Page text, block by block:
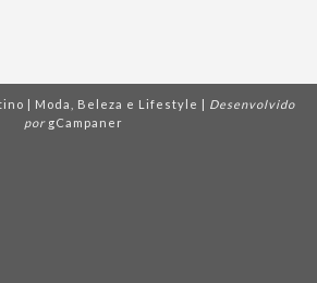
| Moda, Beleza e Lifestyle | Desenvolvido
por gCampaner